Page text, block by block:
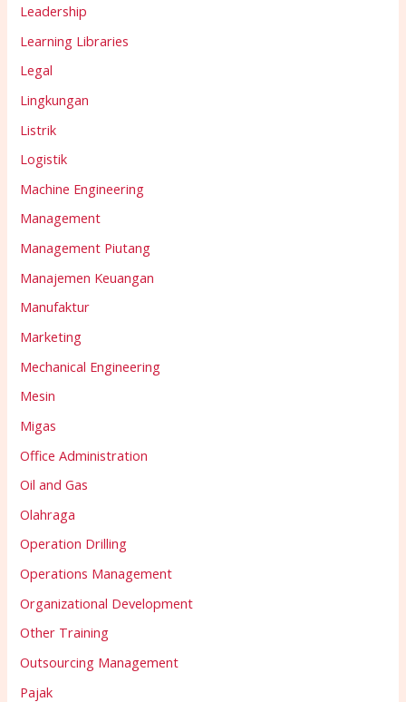
Leadership
Learning Libraries
Legal
Lingkungan
Listrik
Logistik
Machine Engineering
Management
Management Piutang
Manajemen Keuangan
Manufaktur
Marketing
Mechanical Engineering
Mesin
Migas
Office Administration
Oil and Gas
Olahraga
Operation Drilling
Operations Management
Organizational Development
Other Training
Outsourcing Management
Pajak